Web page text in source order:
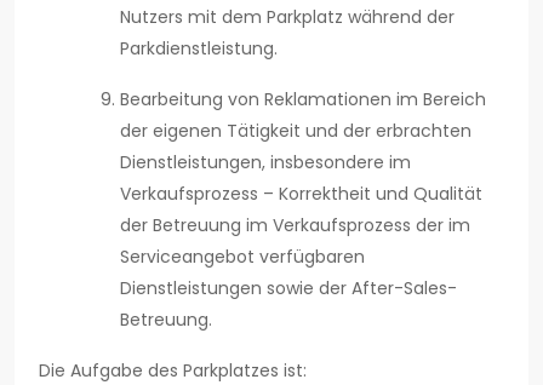
Nutzers mit dem Parkplatz während der
Parkdienstleistung.
Bearbeitung von Reklamationen im Bereich
der eigenen Tätigkeit und der erbrachten
Dienstleistungen, insbesondere im
Verkaufsprozess – Korrektheit und Qualität
der Betreuung im Verkaufsprozess der im
Serviceangebot verfügbaren
Dienstleistungen sowie der After-Sales-
Betreuung.
Die Aufgabe des Parkplatzes ist: